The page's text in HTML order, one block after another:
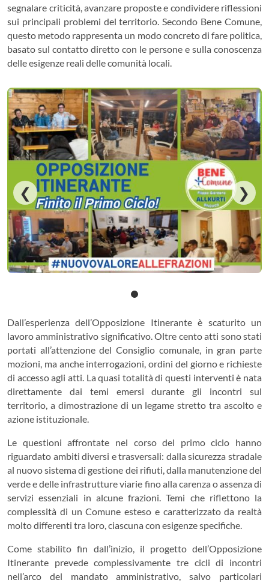
segnalare criticità, avanzare proposte e condividere riflessioni
sui principali problemi del territorio. Secondo Bene Comune,
questo metodo rappresenta un modo concreto di fare politica,
basato sul contatto diretto con le persone e sulla conoscenza
delle esigenze reali delle comunità locali.
❮ ❯
Dall’esperienza dell’Opposizione Itinerante è scaturito un
lavoro amministrativo significativo. Oltre cento atti sono stati
portati all’attenzione del Consiglio comunale, in gran parte
mozioni, ma anche interrogazioni, ordini del giorno e richieste
di accesso agli atti. La quasi totalità di questi interventi è nata
direttamente dai temi emersi durante gli incontri sul
territorio, a dimostrazione di un legame stretto tra ascolto e
azione istituzionale.
Le questioni affrontate nel corso del primo ciclo hanno
riguardato ambiti diversi e trasversali: dalla sicurezza stradale
al nuovo sistema di gestione dei rifiuti, dalla manutenzione del
verde e delle infrastrutture viarie fino alla carenza o assenza di
servizi essenziali in alcune frazioni. Temi che riflettono la
complessità di un Comune esteso e caratterizzato da realtà
molto differenti tra loro, ciascuna con esigenze specifiche.
Come stabilito fin dall’inizio, il progetto dell’Opposizione
Itinerante prevede complessivamente tre cicli di incontri
nell’arco del mandato amministrativo, salvo particolari